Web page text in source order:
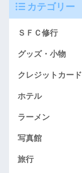
カテゴリー
ＳＦＣ修行
グッズ・小物
クレジットカード
ホテル
ラーメン
写真館
旅行